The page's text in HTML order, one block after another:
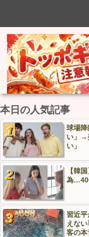
本日の人気記事
球場
い」→
い」
【韓
為…40
習近平
えな
客の本